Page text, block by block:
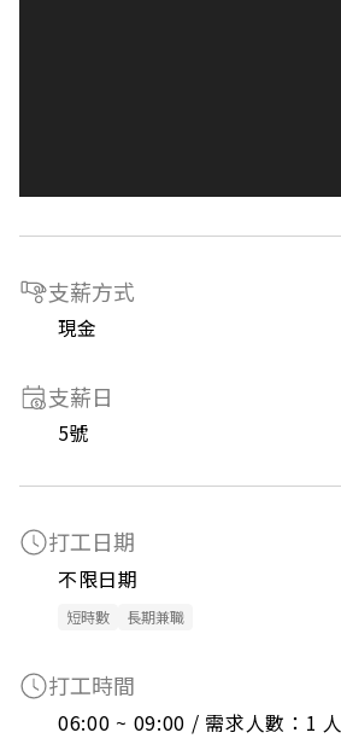
支薪方式
現金
支薪日
5號
打工日期
不限日期
短時數 長期兼職
打工時間
06:00 ~ 09:00 / 需求人數：1 人